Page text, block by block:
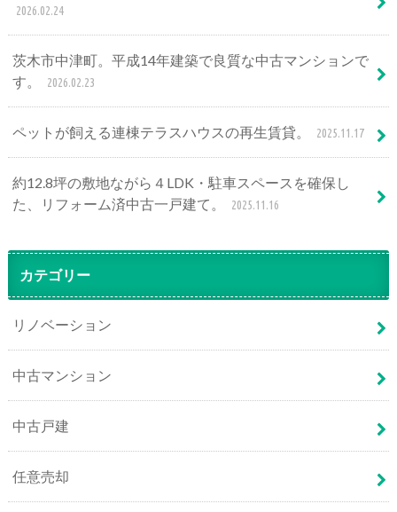
2026.02.24
茨木市中津町。平成14年建築で良質な中古マンションで
す。
2026.02.23
ペットが飼える連棟テラスハウスの再生賃貸。 2025.11.17
約12.8坪の敷地ながら４LDK・駐車スペースを確保し
た、リフォーム済中古一戸建て。
2025.11.16
カテゴリー
リノベーション
中古マンション
中古戸建
任意売却